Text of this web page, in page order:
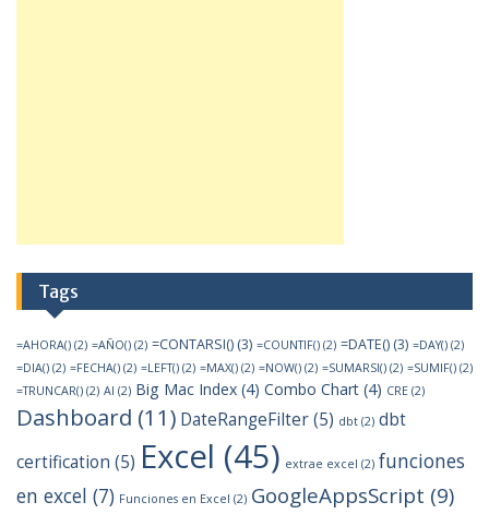
Tags
=AHORA() (2) =AÑO() (2) =CONTARSI() (3) =COUNTIF() (2) =DATE() (3) =DAY() (2)
=DIA() (2) =FECHA() (2) =LEFT() (2) =MAX() (2) =NOW() (2) =SUMARSI() (2) =SUMIF() (2)
=TRUNCAR() (2) AI (2) Big Mac Index (4) Combo Chart (4) CRE (2)
Dashboard (11) DateRangeFilter(5) dbt (2) dbt
certification (5) Excel (45) extrae excel (2) funciones
en excel (7) Funciones en Excel (2) GoogleAppsScript (9)